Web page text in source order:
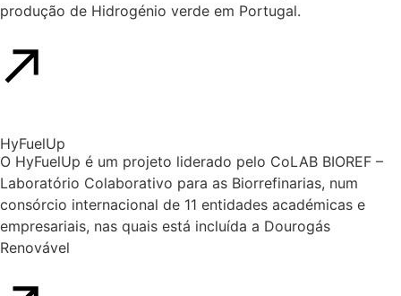
produção de Hidrogénio verde em Portugal.
HyFuelUp
O HyFuelUp é um projeto liderado pelo CoLAB BIOREF –
Laboratório Colaborativo para as Biorrefinarias, num
consórcio internacional de 11 entidades académicas e
empresariais, nas quais está incluída a Dourogás
Renovável